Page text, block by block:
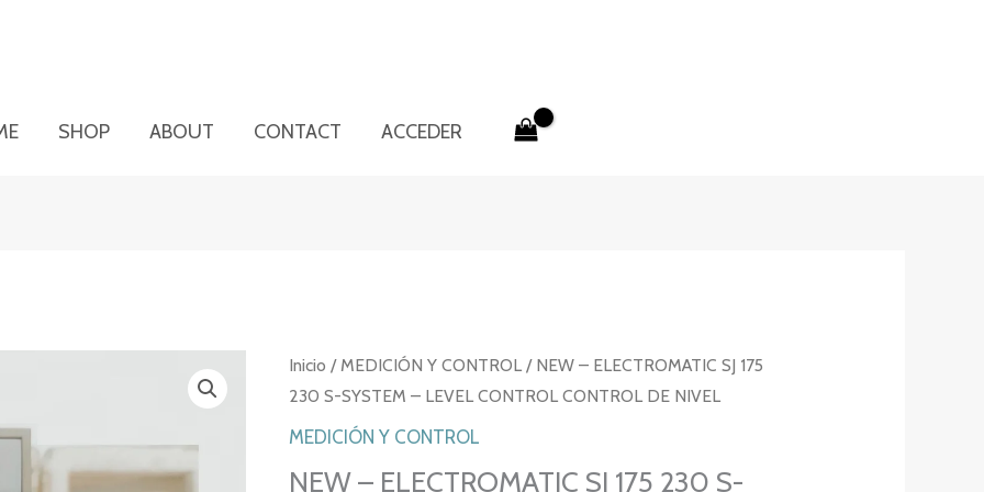
SHOP ABOUT CONTACT ACCEDER
Inicio / MEDICIÓN Y CONTROL/ NEW – ELECTROMATIC SJ 175
230 S-SYSTEM – LEVEL CONTROL CONTROL DE NIVEL
MEDICIÓN Y CONTROL
NEW – ELECTROMATIC SJ 175 230 S-